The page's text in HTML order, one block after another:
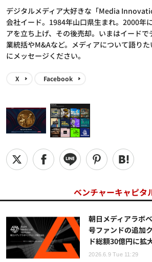
デジタルメディア大好きな「Media
会社イード。1984年山口県生まれ。2000年
アを立ち上げ、その後売却。いまはイード
業統括やM&Aなど。メディアについて語り
にメッセージください。
X Facebook
ベンチャーキャピタ
朝日メディアラボ
号ファンドの追加
ド総額30億円に拡
2026.6.9 Tue 11:29